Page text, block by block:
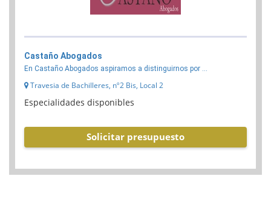
Castaño Abogados
En Castaño Abogados aspiramos a distinguirnos por ...
Travesia de Bachilleres, nº2 Bis, Local 2
Especialidades disponibles
Solicitar presupuesto